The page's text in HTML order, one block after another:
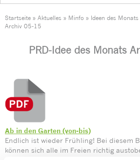
Startseite » Aktuelles » Minfo » Ideen des Monats
Archiv 05-15
PRD-Idee des Monats
Ab in den Garten (von-bis)
Endlich ist wieder Frühling! Bei diesem
können sich alle im Freien richtig